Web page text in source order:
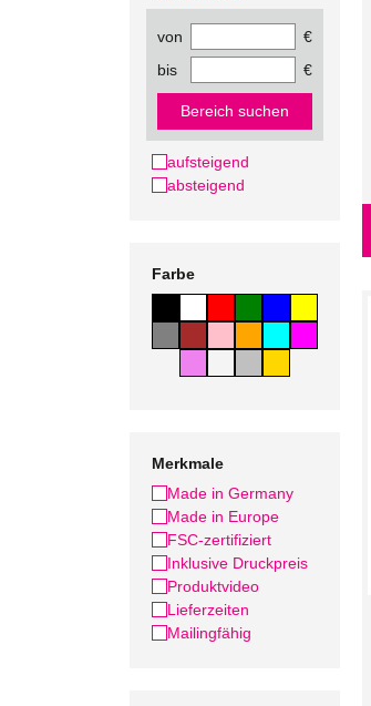
von
€
bis
€
Bereich suchen
aufsteigend
absteigend
Farbe
Merkmale
Made in Germany
Made in Europe
FSC-zertifiziert
Inklusive Druckpreis
Produktvideo
Lieferzeiten
Mailingfähig